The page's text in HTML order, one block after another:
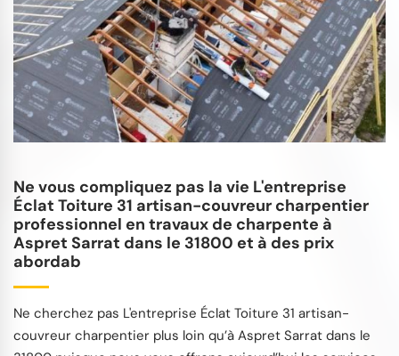
Ne vous compliquez pas la vie L'entreprise
Éclat Toiture 31 artisan-couvreur charpentier
professionnel en travaux de charpente à
Aspret Sarrat dans le 31800 et à des prix
abordab
Ne cherchez pas L'entreprise Éclat Toiture 31 artisan-
couvreur charpentier plus loin qu’à Aspret Sarrat dans le